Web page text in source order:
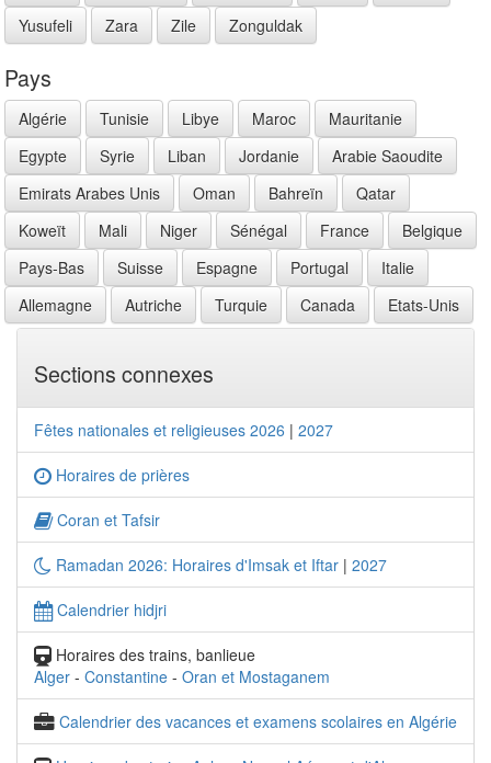
Yusufeli
Zara Zile Zonguldak
Pays
Algérie Tunisie Libye Maroc
Mauritanie
Egypte
Syrie Liban Jordanie
Arabie Saoudite
Emirats Arabes Unis
Oman Bahreïn
Qatar
Koweït
Mali Niger Sénégal France
Belgique
Pays-Bas
Suisse Espagne Portugal
Italie
Allemagne
Autriche Turquie Canada Etats-Unis
Sections connexes
Fêtes nationales et religieuses 2026 | 2027
Horaires de prières
Coran et Tafsir
Ramadan 2026: Horaires d'Imsak et Iftar | 2027
Calendrier hidjri
Horaires des trains, banlieue
Alger - Constantine - Oran et Mostaganem
Calendrier des vacances et examens scolaires en Algérie